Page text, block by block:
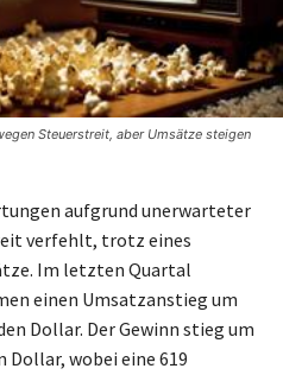
Steuerstreit, aber Umsätze steigen
aufgrund unerwarteter
verfehlt, trotz eines
Im letzten Quartal
einen Umsatzanstieg um
Dollar. Der Gewinn stieg um
Dollar, wobei eine 619